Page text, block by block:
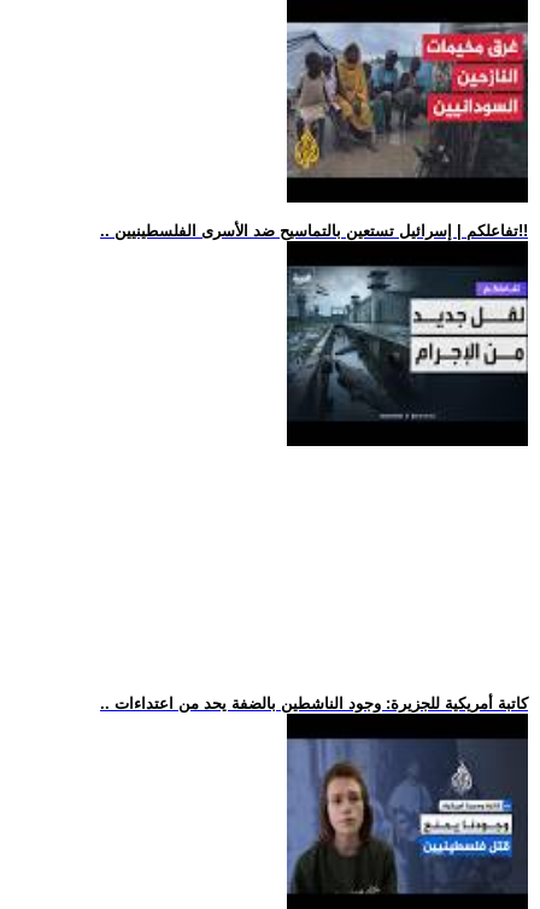
.. تفاعلكم | إسرائيل تستعين بالتماسيح ضد الأسرى الفلسطينيين!!
.. كاتبة أمريكية للجزيرة: وجود الناشطين بالضفة يحد من اعتداءات